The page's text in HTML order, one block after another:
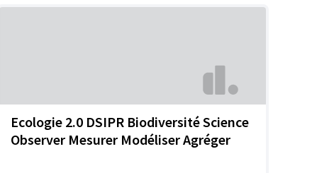
Ecologie 2.0 DSIPR Biodiversité Science
Observer Mesurer Modéliser Agréger